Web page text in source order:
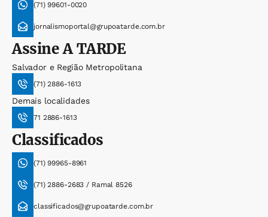
(71) 99601-0020
jornalismoportal@grupoatarde.com.br
AssineA TARDE
Salvador e Região Metropolitana
(71) 2886-1613
Demais localidades
71 2886-1613
Classificados
(71) 99965-8961
(71) 2886-2683 / Ramal 8526
classificados@grupoatarde.com.br